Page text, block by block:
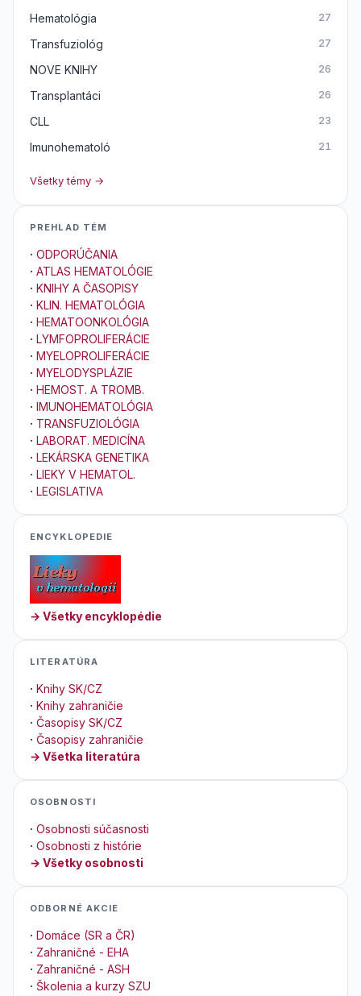
Hematológia 27
Transfuziológ 27
NOVE KNIHY 26
Transplantáci 26
CLL 23
Imunohematoló 21
Všetky témy →
PREHLAD TÉM
· ODPORÚČANIA
· ATLAS HEMATOLÓGIE
· KNIHY A ČASOPISY
· KLIN. HEMATOLÓGIA
· HEMATOONKOLÓGIA
· LYMFOPROLIFERÁCIE
· MYELOPROLIFERÁCIE
· MYELODYSPLÁZIE
· HEMOST. A TROMB.
· IMUNOHEMATOLÓGIA
· TRANSFUZIOLÓGIA
· LABORAT. MEDICÍNA
· LEKÁRSKA GENETIKA
· LIEKY V HEMATOL.
· LEGISLATIVA
ENCYKLOPEDIE
→ Všetky encyklopédie
LITERATÚRA
· Knihy SK/CZ
· Knihy zahraničie
· Časopisy SK/CZ
· Časopisy zahraničie
→ Všetka literatúra
OSOBNOSTI
· Osobnosti súčasnosti
· Osobnosti z histórie
→ Všetky osobnosti
ODBORNÉ AKCIE
· Domáce (SR a ČR)
· Zahraničné - EHA
· Zahraničné - ASH
· Školenia a kurzy SZU